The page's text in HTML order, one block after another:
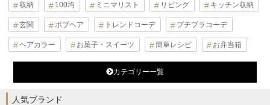
収納 100均 ミニマリスト リビング キッチン収納
玄関 ボブヘア トレンドコーデ プチプラコーデ
ヘアカラー お菓子・スイーツ 簡単レシピ お弁当箱
カテゴリー一覧
人気ブランド